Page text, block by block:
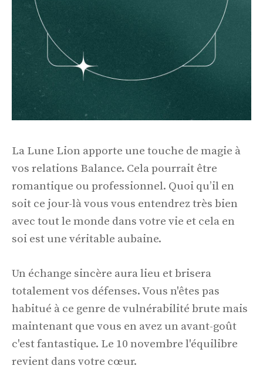
La Lune Lion apporte une touche de magie à
vos relations Balance. Cela pourrait être
romantique ou professionnel. Quoi qu’il en
soit ce jour-là vous vous entendrez très bien
avec tout le monde dans votre vie et cela en
soi est une véritable aubaine.
Un échange sincère aura lieu et brisera
totalement vos défenses. Vous n'êtes pas
habitué à ce genre de vulnérabilité brute mais
maintenant que vous en avez un avant-goût
c'est fantastique. Le 10 novembre l'équilibre
revient dans votre cœur.